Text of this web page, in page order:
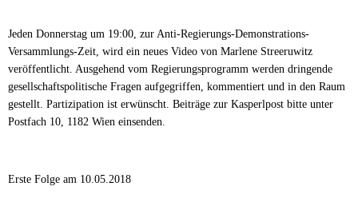
Jeden Donnerstag um 19:00, zur Anti-Regierungs-Demonstrations-
Versammlungs-Zeit, wird ein neues Video von Marlene Streeruwitz
veröffentlicht. Ausgehend vom Regierungsprogramm werden dringende
gesellschaftspolitische Fragen aufgegriffen, kommentiert und in den Raum
gestellt. Partizipation ist erwünscht. Beiträge zur Kasperlpost bitte unter
Postfach 10, 1182 Wien einsenden.
Erste Folge am 10.05.2018